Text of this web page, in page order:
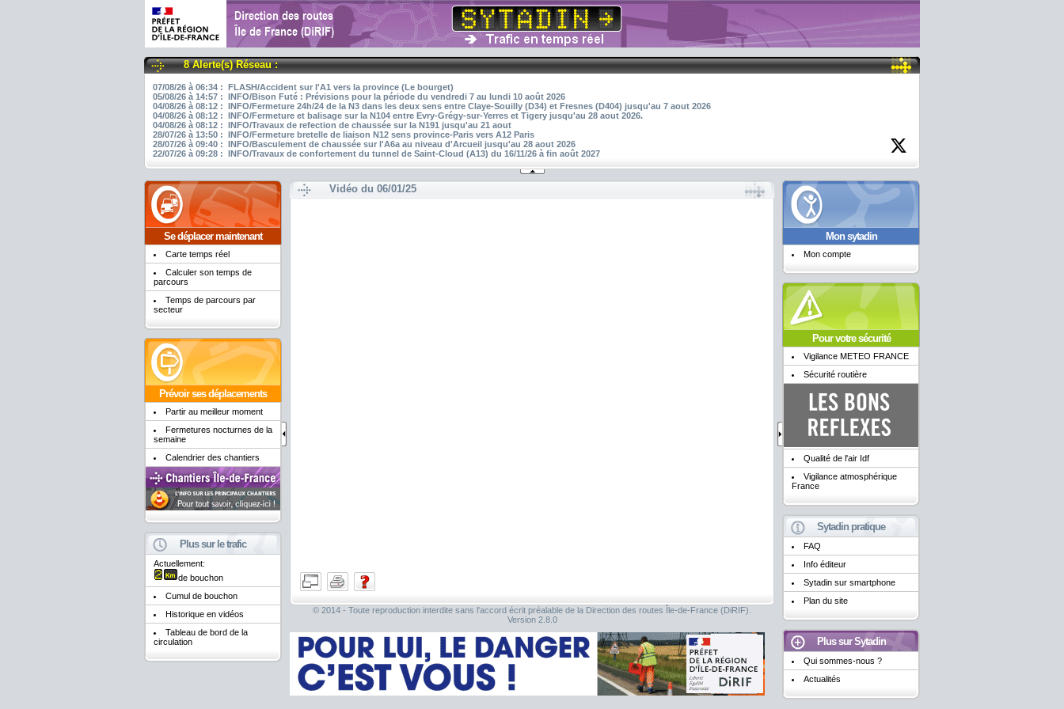
8 Alerte(s) Réseau :
07/08/26 à 06:34 : FLASH/Accident sur l'A1 vers la province (Le bourget)
05/08/26 à 14:57 : INFO/Bison Futé : Prévisions pour la période du vendredi 7 au lundi 10 août 2026
04/08/26 à 08:12 : INFO/Fermeture 24h/24 de la N3 dans les deux sens entre Claye-Souilly (D34) et Fresnes (D404) jusqu'au 7 aout 2026
04/08/26 à 08:12 : INFO/Fermeture et balisage sur la N104 entre Evry-Grégy-sur-Yerres et Tigery jusqu'au 28 aout 2026.
04/08/26 à 08:12 : INFO/Travaux de refection de chaussée sur la N191 jusqu'au 21 aout
28/07/26 à 13:50 : INFO/Fermeture bretelle de liaison N12 sens province-Paris vers A12 Paris
28/07/26 à 09:40 : INFO/Basculement de chaussée sur l'A6a au niveau d'Arcueil jusqu'au 28 aout 2026
22/07/26 à 09:28 : INFO/Travaux de confortement du tunnel de Saint-Cloud (A13) du 16/11/26 à fin août 2027
Se déplacer maintenant
Carte temps réel
Calculer son temps de
parcours
Temps de parcours par
secteur
Prévoir ses déplacements
Partir au meilleur moment
Fermetures nocturnes de la
semaine
Calendrier des chantiers
Plus sur le trafic
Actuellement:
de bouchon
Cumul de bouchon
Historique en vidéos
Tableau de bord de la
circulation
Mon sytadin
Mon compte
Pour votre sécurité
Vigilance METEO FRANCE
Sécurité routière
Qualité de l'air Idf
Vigilance atmosphérique
France
Sytadin pratique
FAQ
Info éditeur
Sytadin sur smartphone
Plan du site
Plus sur Sytadin
Qui sommes-nous ?
Actualités
Vidéo du 06/01/25
© 2014 - Toute reproduction interdite sans l'accord écrit préalable de la Direction des routes Île-de-France (DiRIF).
Version 2.8.0